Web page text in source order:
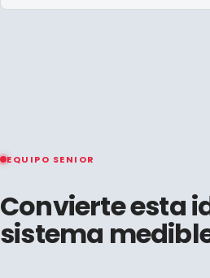
EQUIPO SENIOR
Convierte esta
sistema